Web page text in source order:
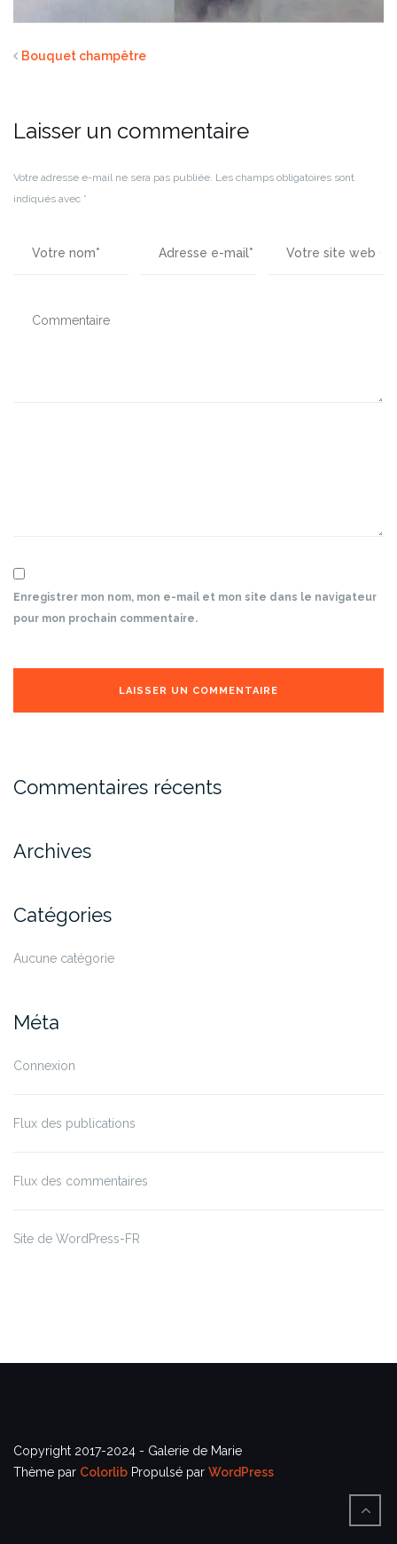
Bouquet champêtre
Laisser un commentaire
Votre adresse e-mail ne sera pas publiée. Les champs obligatoires sont
indiqués avec *
Enregistrer mon nom, mon e-mail et mon site dans le navigateur
pour mon prochain commentaire.
Commentaires récents
Archives
Catégories
Aucune catégorie
Méta
Connexion
Flux des publications
Flux des commentaires
Site de WordPress-FR
Copyright 2017-2024 - Galerie de Marie
Thème par Colorlib Propulsé par WordPress